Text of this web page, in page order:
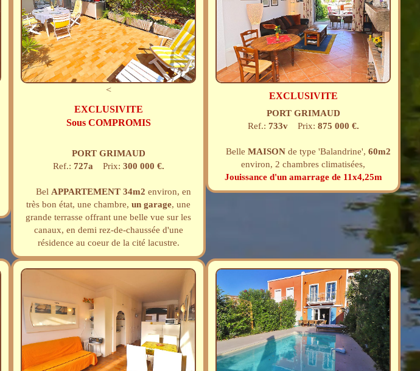
<
EXCLUSIVITE
Sous COMPROMIS
PORT GRIMAUD
Ref.: 727a Prix: 300 000 €.
Bel APPARTEMENT 34m2 environ, en
très bon état, une chambre, un garage, une
grande terrasse offrant une belle vue sur les
canaux, en demi rez-de-chaussée d'une
résidence au coeur de la cité lacustre.
EXCLUSIVITE
PORT GRIMAUD
Ref.: 733vPrix: 875 000 €.
Belle MAISONde type 'Balandrine', 60m2
environ, 2 chambres climatisées,
Jouissance d'un amarrage de 11x4,25m